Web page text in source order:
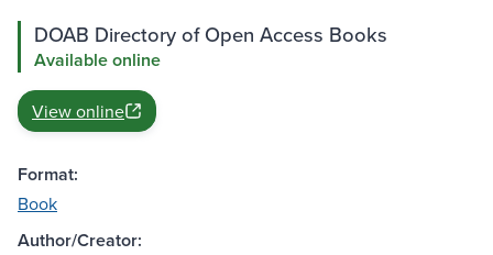
DOAB Directory of Open Access Books
Available online
View online
Format:
Book
Author/Creator: